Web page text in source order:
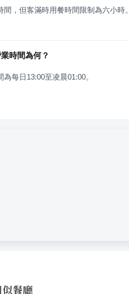
，但客滿時用餐時間限制為六小時。
時間為何？
每日13:00至凌晨01:00。
餐廳